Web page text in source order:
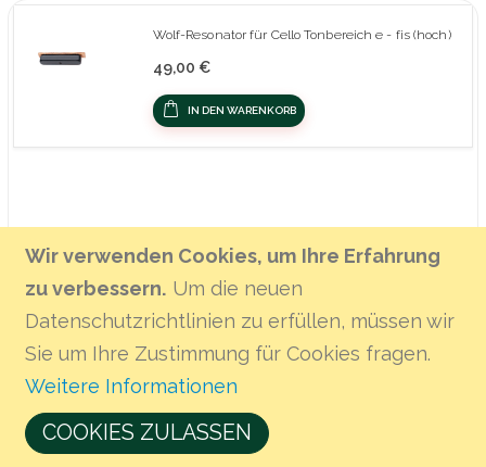
Wir verwenden Cookies, um Ihre Erfahrung
zu verbessern. Um die neuen
Datenschutzrichtlinien zu erfüllen, müssen wir
Sie um Ihre Zustimmung für Cookies fragen.
Weitere Informationen
COOKIES ZULASSEN
Wolf-Resonator für Cello Tonbereich e - fis (hoch)
49,00 €
IN DEN WARENKORB
Gewa Cello-Spitze
57,95 €
IN DEN WARENKORB